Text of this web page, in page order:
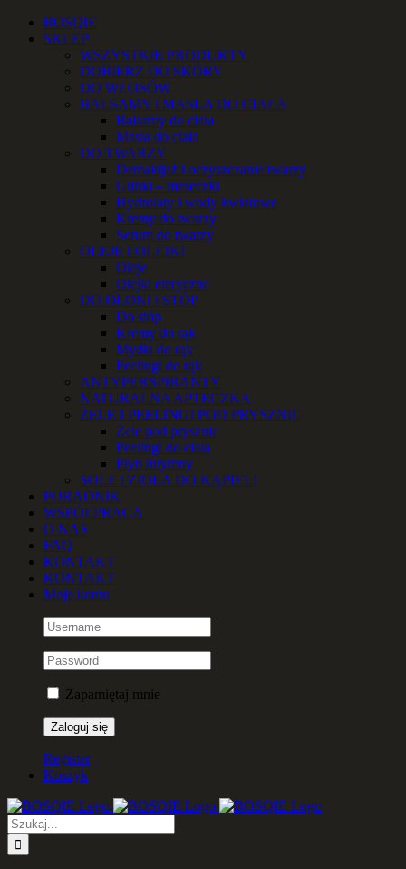
Przejdź
zawartości
Facebook
Instagram
YouTube
Email
TelefonBOSQIE
SKLEP
WSZYSTKIE PRODUKTY
DOBIERZ DO SKÓRY
DO WŁOSÓW
BALSAMY i MASŁA DO CIAŁA
Balsamy do ciała
Masła do ciała
DO TWARZY
Demakijaż i oczyszczanie twarzy
Glinki – maseczki
Hydrolaty i wody kwiatowe
Kremy do twarzy
Serum do twarzy
OLEJE I OLEJKI
Oleje
Olejki eteryczne
DO DŁONI i STÓP
Do stóp
Kremy do rąk
Mydła do rąk
Peelingi do rąk
ANTYPERSPIRANTY
NATURALNA APTECZKA
ŻELE I PEELINGI POD PRYSZNIC
Żele pod prysznic
Peelingi do ciała
Płyn intymny
SOLE i ZIOŁA DO KĄPIELI
PORADNIK
WSPÓŁPRACA
O NAS
FAQ
KONTAKT
KONTAKT
Moje konto
Zapamiętaj mnie
Register
Koszyk
Szukaj